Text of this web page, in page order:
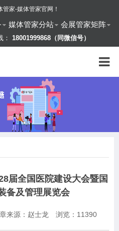
管家-媒体管家官网 ！
媒体管家分站
会展管家矩阵
： 18001999868（同微信号）
届全国医院建设大会暨国
备及管理展览会
来源：赵士龙 浏览： 11390